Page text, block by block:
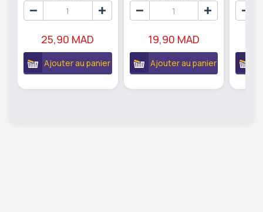
25,90 MAD
Ajouter au panier
19,90 MAD
Ajouter au panier